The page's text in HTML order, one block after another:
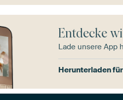
Entdecke
Lade unsere App
Herunterladen für